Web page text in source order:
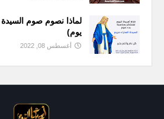
يوم)
أغسطس 08, 2022